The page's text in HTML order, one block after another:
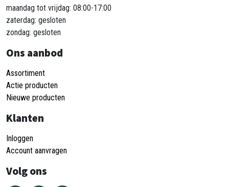
maandag tot vrijdag: 08:00-17:00
zaterdag: gesloten
zondag: gesloten
Ons aanbod
Assortiment
Actie producten
Nieuwe producten
Klanten
Inloggen
Account aanvragen
Volg ons